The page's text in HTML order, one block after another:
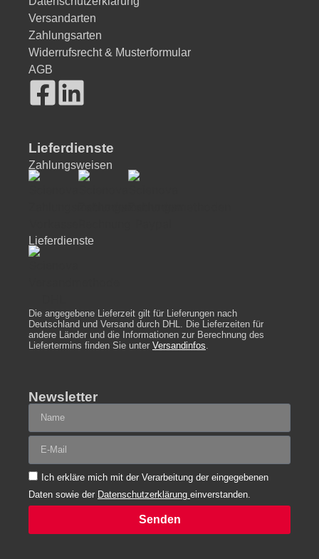
Versandarten
Zahlungsarten
Widerrufsrecht & Musterformular
AGB
Lieferdienste
Zahlungsweisen
Lieferdienste
Die angegebene Lieferzeit gilt für Lieferungen nach
Deutschland und Versand durch DHL. Die Lieferzeiten für
andere Länder und die Informationen zur Berechnung des
Liefertermins finden Sie unter Versandinfos.
Newsletter
Ich erkläre mich mit der Verarbeitung der eingegebenen
Daten sowie der Datenschutzerklärung einverstanden.
Senden